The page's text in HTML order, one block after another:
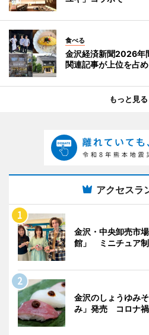
食べる
金沢経済新聞2026
関連記事が上位を占
もっと見る
アクセスラ
金沢・中央卸売市
館」 ミニチュア制
金沢のしょうゆみ
み」発売 コロナ禍